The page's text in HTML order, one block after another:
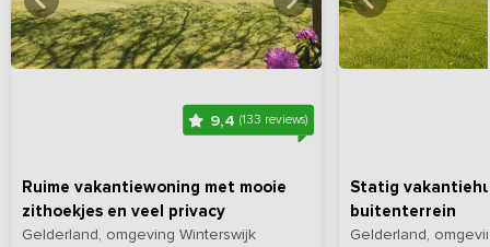
9,4 (133 reviews)
Ruime vakantiewoning met mooie
zithoekjes en veel privacy
Gelderland, omgeving Winterswijk
Bekijkhieralle foto's
Statig
buitenterrein
Gelderland,
Bekijk